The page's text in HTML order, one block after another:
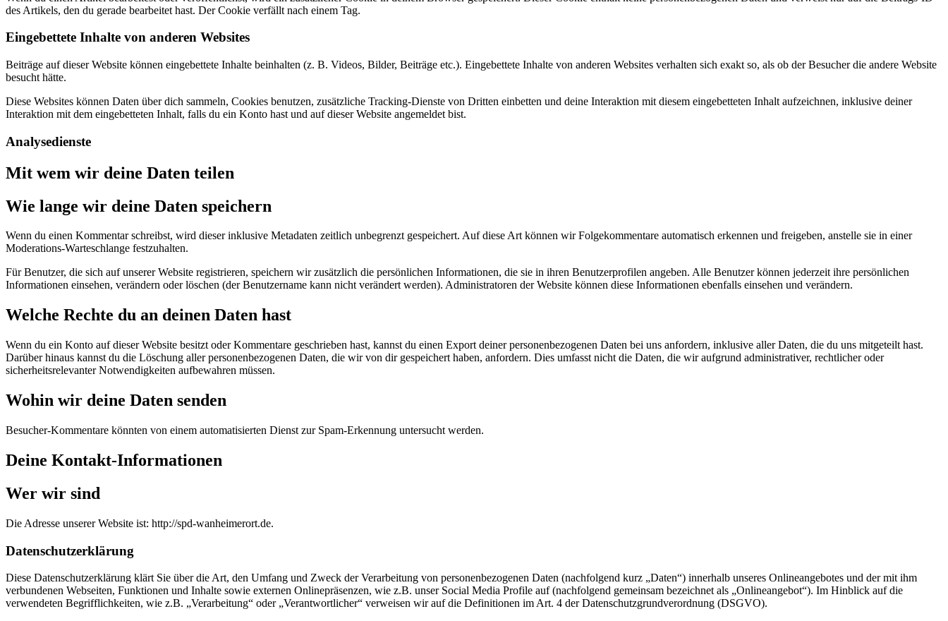
des Artikels, den du gerade bearbeitet hast. Der Cookie verfällt nach einem Tag.
Eingebettete Inhalte von anderen Websites
Beiträge auf dieser Website können eingebettete Inhalte beinhalten (z. B. Videos, Bilder, Beiträge etc.). Eingebettete Inhalte von anderen Websites verhalten sich exakt so, als ob der Besucher die andere Website
besucht hätte.
Diese Websites können Daten über dich sammeln, Cookies benutzen, zusätzliche Tracking-Dienste von Dritten einbetten und deine Interaktion mit diesem eingebetteten Inhalt aufzeichnen, inklusive deiner
Interaktion mit dem eingebetteten Inhalt, falls du ein Konto hast und auf dieser Website angemeldet bist.
Analysedienste
Mit wem wir deine Daten teilen
Wie lange wir deine Daten speichern
Wenn du einen Kommentar schreibst, wird dieser inklusive Metadaten zeitlich unbegrenzt gespeichert. Auf diese Art können wir Folgekommentare automatisch erkennen und freigeben, anstelle sie in einer
Moderations-Warteschlange festzuhalten.
Für Benutzer, die sich auf unserer Website registrieren, speichern wir zusätzlich die persönlichen Informationen, die sie in ihren Benutzerprofilen angeben. Alle Benutzer können jederzeit ihre persönlichen
Informationen einsehen, verändern oder löschen (der Benutzername kann nicht verändert werden). Administratoren der Website können diese Informationen ebenfalls einsehen und verändern.
Welche Rechte du an deinen Daten hast
Wenn du ein Konto auf dieser Website besitzt oder Kommentare geschrieben hast, kannst du einen Export deiner personenbezogenen Daten bei uns anfordern, inklusive aller Daten, die du uns mitgeteilt hast.
Darüber hinaus kannst du die Löschung aller personenbezogenen Daten, die wir von dir gespeichert haben, anfordern. Dies umfasst nicht die Daten, die wir aufgrund administrativer, rechtlicher oder
sicherheitsrelevanter Notwendigkeiten aufbewahren müssen.
Wohin wir deine Daten senden
Besucher-Kommentare könnten von einem automatisierten Dienst zur Spam-Erkennung untersucht werden.
Deine Kontakt-Informationen
Wer wir sind
Die Adresse unserer Website ist: http://spd-wanheimerort.de.
Datenschutzerklärung
Diese Datenschutzerklärung klärt Sie über die Art, den Umfang und Zweck der Verarbeitung von personenbezogenen Daten (nachfolgend kurz „Daten“) innerhalb unseres Onlineangebotes und der mit ihm
verbundenen Webseiten, Funktionen und Inhalte sowie externen Onlinepräsenzen, wie z.B. unser Social Media Profile auf (nachfolgend gemeinsam bezeichnet als „Onlineangebot“). Im Hinblick auf die
verwendeten Begrifflichkeiten, wie z.B. „Verarbeitung“ oder „Verantwortlicher“ verweisen wir auf die Definitionen im Art. 4 der Datenschutzgrundverordnung (DSGVO).